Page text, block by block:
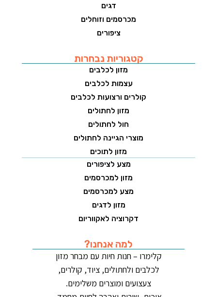
דגים
מכרסמים וזוחלים
ציפורים
קטגוריות נבחרות
מזון לכלבים
עצמות לכלבים
קולרים ורצועות לכלבים
מזון לחתולים
חול לחתולים
מוצרי הגיינה לחתולים
מזון לתוכים
מצע לציפורים
מזון למכרסמים
מצע למכרסמים
מזון לדגים
דקרוציה לאקווריום
למה אנחנו?
קלימרו – חנות חיות עם מבחר מזון
לכלבים ולחתולים, ציוד, קולרים,
צעצועים ומוצרים משלימים.